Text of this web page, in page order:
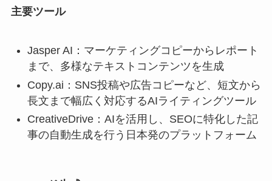
主要ツール
Jasper AI：マーケティングコピーからレポート
まで、多様なテキストコンテンツを生成
Copy.ai：SNS投稿や広告コピーなど、短文から
長文まで幅広く対応するAIライティングツール
CreativeDrive：AIを活用し、SEOに特化した記
事の自動生成を行う日本発のプラットフォーム